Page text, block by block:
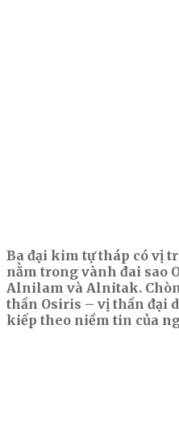
Ba đại kim tự tháp có vị
nằm trong vành đai sao
Alnilam và Alnitak.
thần Osiris – vị thần đại
kiếp theo niềm tin của